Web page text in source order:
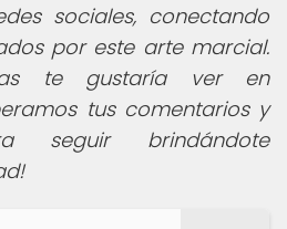
sociales, conectando
por este arte marcial.
te gustaría ver en
tus comentarios y
seguir brindándote